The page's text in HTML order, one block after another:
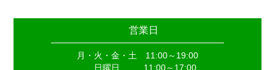
営業日
月・火・金・土 11:00～19:00
日曜日
11:00～17:00